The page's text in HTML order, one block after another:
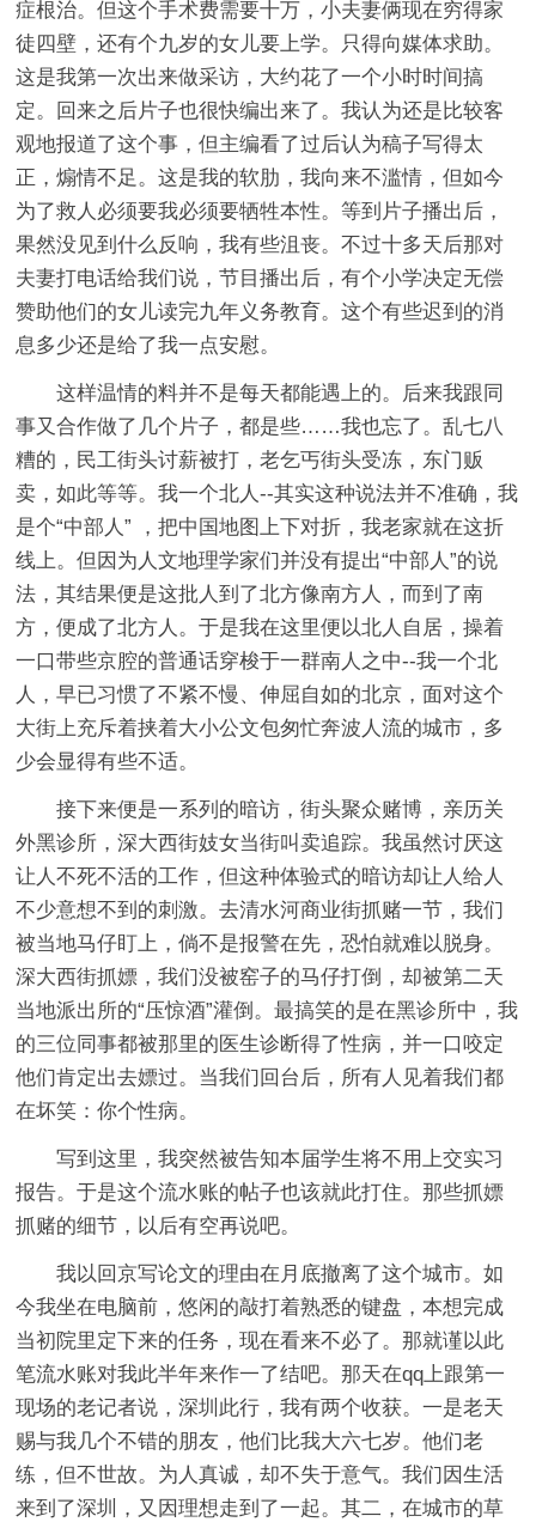
症根治。但这个手术费需要十万，小夫妻俩现在穷得家
徒四壁，还有个九岁的女儿要上学。只得向媒体求助。
这是我第一次出来做采访，大约花了一个小时时间搞
定。回来之后片子也很快编出来了。我认为还是比较客
观地报道了这个事，但主编看了过后认为稿子写得太
正，煽情不足。这是我的软肋，我向来不滥情，但如今
为了救人必须要我必须要牺牲本性。等到片子播出后，
果然没见到什么反响，我有些沮丧。不过十多天后那对
夫妻打电话给我们说，节目播出后，有个小学决定无偿
赞助他们的女儿读完九年义务教育。这个有些迟到的消
息多少还是给了我一点安慰。
这样温情的料并不是每天都能遇上的。后来我跟同
事又合作做了几个片子，都是些……我也忘了。乱七八
糟的，民工街头讨薪被打，老乞丐街头受冻，东门贩
卖，如此等等。我一个北人--其实这种说法并不准确，我
是个“中部人” ，把中国地图上下对折，我老家就在这折
线上。但因为人文地理学家们并没有提出“中部人”的说
法，其结果便是这批人到了北方像南方人，而到了南
方，便成了北方人。于是我在这里便以北人自居，操着
一口带些京腔的普通话穿梭于一群南人之中--我一个北
人，早已习惯了不紧不慢、伸屈自如的北京，面对这个
大街上充斥着挟着大小公文包匆忙奔波人流的城市，多
少会显得有些不适。
接下来便是一系列的暗访，街头聚众赌博，亲历关
外黑诊所，深大西街妓女当街叫卖追踪。我虽然讨厌这
让人不死不活的工作，但这种体验式的暗访却让人给人
不少意想不到的刺激。去清水河商业街抓赌一节，我们
被当地马仔盯上，倘不是报警在先，恐怕就难以脱身。
深大西街抓嫖，我们没被窑子的马仔打倒，却被第二天
当地派出所的“压惊酒”灌倒。最搞笑的是在黑诊所中，我
的三位同事都被那里的医生诊断得了性病，并一口咬定
他们肯定出去嫖过。当我们回台后，所有人见着我们都
在坏笑：你个性病。
写到这里，我突然被告知本届学生将不用上交实习
报告。于是这个流水账的帖子也该就此打住。那些抓嫖
抓赌的细节，以后有空再说吧。
我以回京写论文的理由在月底撤离了这个城市。如
今我坐在电脑前，悠闲的敲打着熟悉的键盘，本想完成
当初院里定下来的任务，现在看来不必了。那就谨以此
笔流水账对我此半年来作一了结吧。那天在qq上跟第一
现场的老记者说，深圳此行，我有两个收获。一是老天
赐与我几个不错的朋友，他们比我大六七岁。他们老
练，但不世故。为人真诚，却不失于意气。我们因生活
来到了深圳，又因理想走到了一起。其二，在城市的草